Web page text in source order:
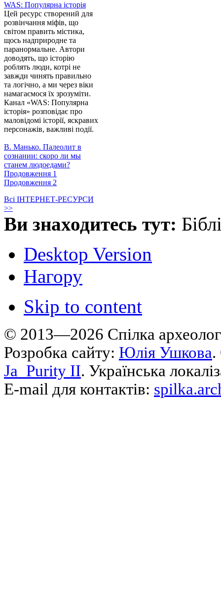
WAS: Популярна історія
Цей ресурс створений для
розвінчання міфів, що
світом править містика,
щось надприродне та
паранормальне. Автори
доводять, що історію
роблять люди, котрі не
завжди чинять правильно
та логічно, а ми через віки
намагаємося їх зрозуміти.
Канал «WAS: Популярна
історія» розповідає про
маловідомі історії, яскравих
персонажів, важливі події.
В. Манько. Палеолит в
сознании: скоро ли мы
станем людоедами?
Продовження 1
Продовження 2
Всі ІНТЕРНЕТ-РЕСУРСИ
>>
Ви знаходитесь тут:
Desktop Version
Нагору
Skip to content
© 2013—2026 Cпілка
Розробка сайту: Юлія Ушкова.
Ja_Purity II. Українська
E-mail для контактів: